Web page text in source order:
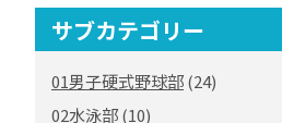
サブカテゴリー
01男子硬式野球部(24)
02水泳部(10)